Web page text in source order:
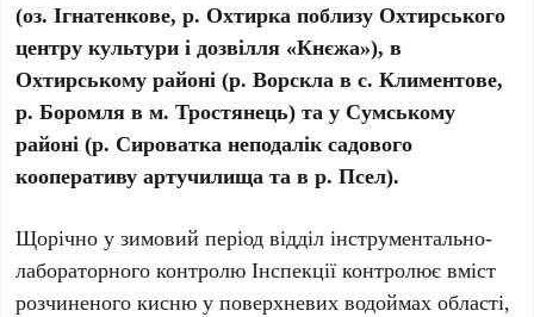
(оз. Ігнатенкове, р. Охтирка поблизу Охтирського
центру культури і дозвілля «Кнєжа»), в
Охтирському районі (р. Ворскла в с. Климентове,
р. Боромля в м. Тростянець) та у Сумському
районі (р. Сироватка неподалік садового
кооперативу артучилища та в р. Псел).
Щорічно у зимовий період відділ інструментально-
лабораторного контролю Інспекції контролює вміст
розчиненого кисню у поверхневих водоймах області,